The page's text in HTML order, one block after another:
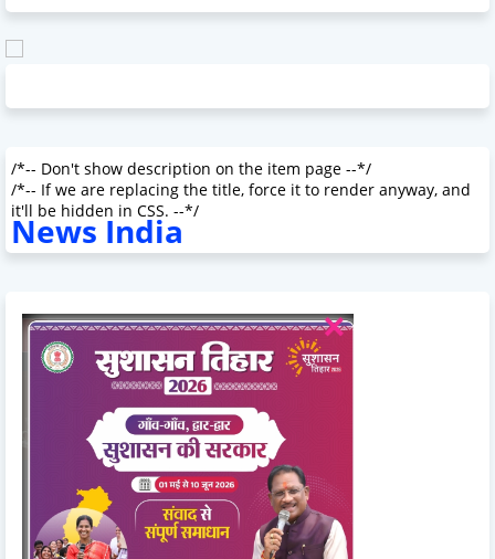
/*-- Don't show description on the item page --*/
/*-- If we are replacing the title, force it to render anyway, and
it'll be hidden in CSS. --*/
News India